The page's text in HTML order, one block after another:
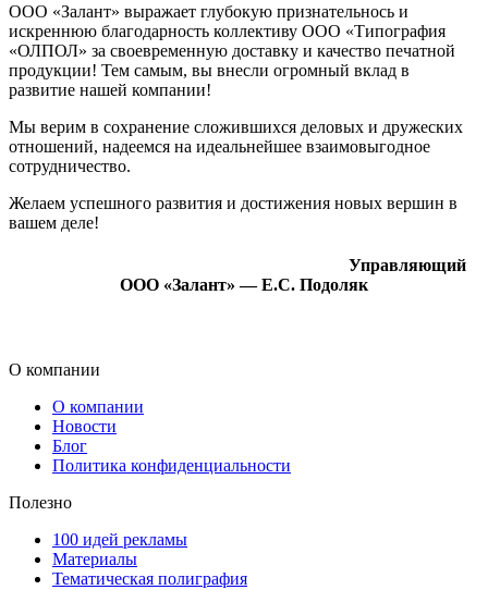
ООО «Залант» выражает глубокую признательнось и
искреннюю благодарность коллективу ООО «Типография
«ОЛПОЛ» за своевременную доставку и качество печатной
продукции! Тем самым, вы внесли огромный вклад в
развитие нашей компании!
Мы верим в сохранение сложившихся деловых и дружеских
отношений, надеемся на идеальнейшее взаимовыгодное
сотрудничество.
Желаем успешного развития и достижения новых вершин в
вашем деле!
Управляющий
ООО «Залант» — Е.С. Подоляк
О компании
О компании
Новости
Блог
Политика конфиденциальности
Полезно
100 идей рекламы
Материалы
Тематическая полиграфия